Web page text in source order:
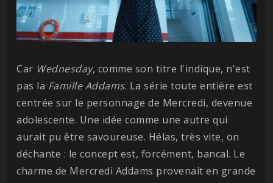
Car Wednesday, comme son titre l'indique, n'est
pas la Famille Addams. La série toute entière est
centrée sur le personnage de Mercredi, devenue
adolescente. Une idée comme une autre qui
aurait pu être savoureuse. Hélas, très vite, on
déchante : le concept est, forcément, bancal. Le
charme de Mercredi Addams provenait en grande